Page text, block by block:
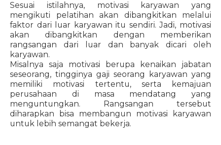
Sesuai istilahnya, motivasi karyawan yang
mengikuti pelatihan akan dibangkitkan melalui
faktor dari luar karyawan itu sendiri. Jadi, motivasi
akan dibangkitkan dengan memberikan
rangsangan dari luar dan banyak dicari oleh
karyawan.
Misalnya saja motivasi berupa kenaikan jabatan
seseorang, tingginya gaji seorang karyawan yang
memiliki motivasi tertentu, serta kemajuan
perusahaan di masa mendatang yang
menguntungkan. Rangsangan tersebut
diharapkan bisa membangun motivasi karyawan
untuk lebih semangat bekerja.